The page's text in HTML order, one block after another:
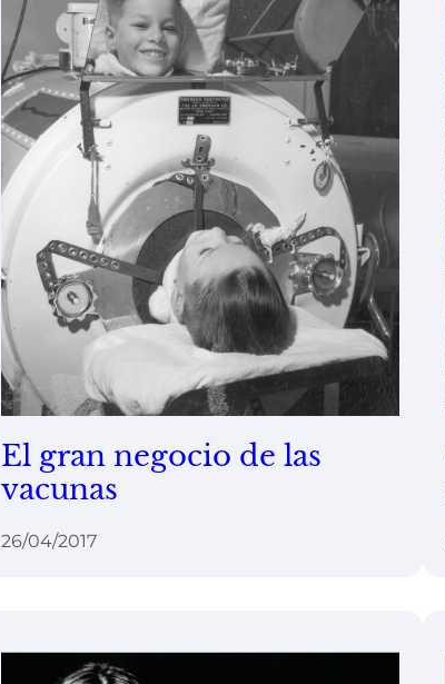
El gran negocio de las
vacunas
26/04/2017